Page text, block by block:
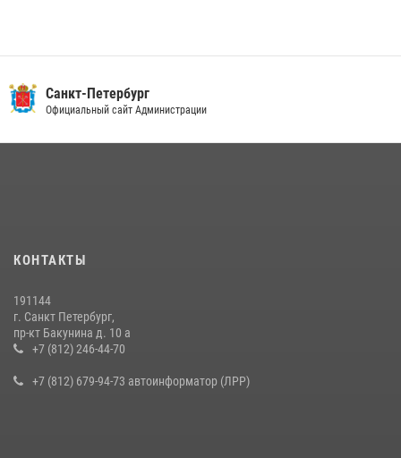
Санкт-Петербург
Официальный сайт Администрации
КОНТАКТЫ
191144
г. Санкт Петербург,
пр-кт Бакунина д. 10 а
+7 (812) 246-44-70
+7 (812) 679-94-73 автоинформатор (ЛРР)